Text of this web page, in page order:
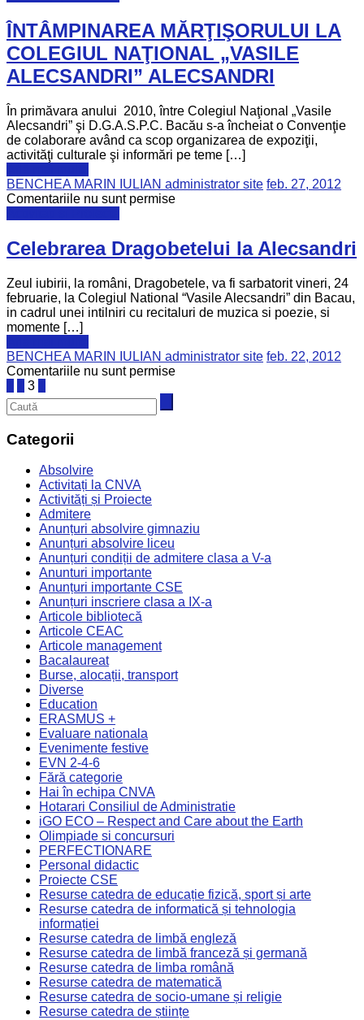
ÎNTÂMPINAREA MĂRŢIŞORULUI LA
COLEGIUL NAŢIONAL „VASILE
ALECSANDRI” ALECSANDRI
În primăvara anului 2010, între Colegiul Naţional „Vasile
Alecsandri” şi D.G.A.S.P.C. Bacău s-a încheiat o Convenţie
de colaborare având ca scop organizarea de expoziţii,
activităţi culturale şi informări pe teme […]
BENCHEA MARIN IULIAN administrator site feb. 27, 2012
Comentariile nu sunt permise
Celebrarea Dragobetelui la Alecsandri
Zeul iubirii, la români, Dragobetele, va fi sarbatorit vineri, 24
februarie, la Colegiul National “Vasile Alecsandri” din Bacau,
in cadrul unei intilniri cu recitaluri de muzica si poezie, si
momente […]
BENCHEA MARIN IULIAN administrator site feb. 22, 2012
Comentariile nu sunt permise
Paginație
articole
3
Categorii
Absolvire
Activitați la CNVA
Activități și Proiecte
Admitere
Anunțuri absolvire gimnaziu
Anunțuri absolvire liceu
Anunțuri condiții de admitere clasa a V-a
Anunturi importante
Anunțuri importante CSE
Anunțuri inscriere clasa a IX-a
Articole bibliotecă
Articole CEAC
Articole management
Bacalaureat
Burse, alocații, transport
Diverse
Education
ERASMUS +
Evaluare nationala
Evenimente festive
EVN 2-4-6
Fără categorie
Hai în echipa CNVA
Hotarari Consiliul de Administratie
iGO ECO – Respect and Care about the Earth
Olimpiade si concursuri
PERFECTIONARE
Personal didactic
Proiecte CSE
Resurse catedra de educație fizică, sport și arte
Resurse catedra de informatică și tehnologia
informației
Resurse catedra de limbă engleză
Resurse catedra de limbă franceză și germană
Resurse catedra de limba română
Resurse catedra de matematică
Resurse catedra de socio-umane și religie
Resurse catedra de științe